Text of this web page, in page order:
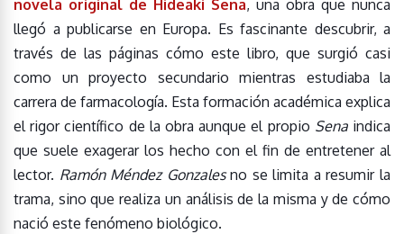
novela original de Hideaki Sena, una obra que nunca
llegó a publicarse en Europa. Es fascinante descubrir, a
través de las páginas cómo este libro, que surgió casi
como un proyecto secundario mientras estudiaba la
carrera de farmacología. Esta formación académica explica
el rigor científico de la obra aunque el propio Senaindica
que suele exagerar los hecho con el fin de entretener al
lector. Ramón Méndez Gonzalesno se limita a resumir la
trama, sino que realiza un análisis de la misma y de cómo
nació este fenómeno biológico.